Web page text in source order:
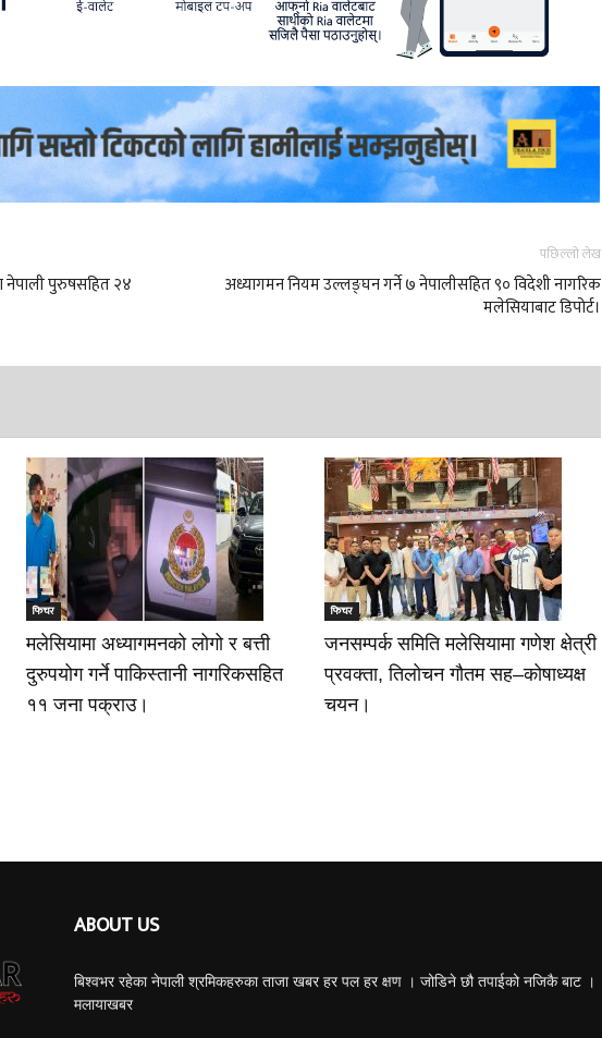
नेपाली पुरुषसहित २४
पछिल्लो लेख
अध्यागमन नियम उल्लङ्घन गर्ने ७ नेपालीसहित ९० विदेशी नागरिक
मलेसियाबाट डिपोर्ट।
फिचर
मलेसियामा अध्यागमनको लोगो र बत्ती
दुरुपयोग गर्ने पाकिस्तानी नागरिकसहित
११ जना पक्राउ।
फिचर
जनसम्पर्क समिति मलेसियामा गणेश क्षेत्री
प्रवक्ता, तिलोचन गौतम सह–कोषाध्यक्ष
चयन।
ABOUT US
बिश्वभर रहेका नेपाली श्रमिकहरुका ताजा खबर हर पल हर क्षण । जोडिने छौ तपाईको नजिकै बाट ।
मलायाखबर